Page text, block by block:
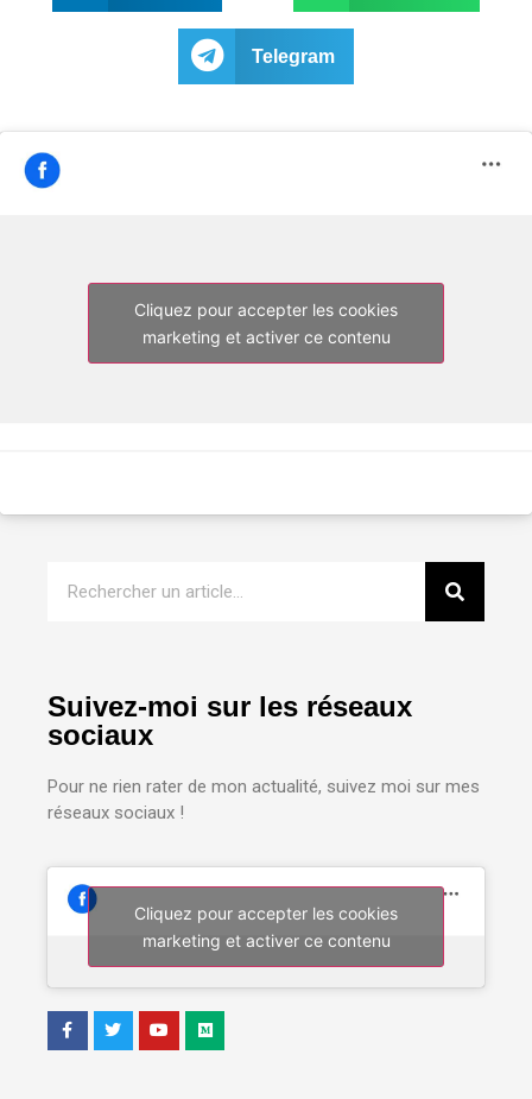
Telegram
Cliquez pour accepter les cookies
marketing et activer ce contenu
Suivez-moi sur les réseaux
sociaux
Pour ne rien rater de mon actualité, suivez moi sur mes
réseaux sociaux !
Cliquez pour accepter les cookies
marketing et activer ce contenu